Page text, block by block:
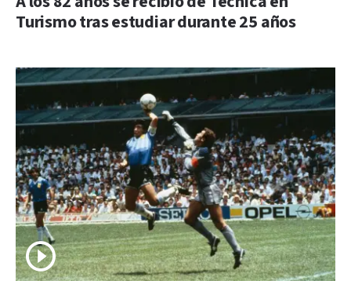
Turismo tras estudiar durante 25 años